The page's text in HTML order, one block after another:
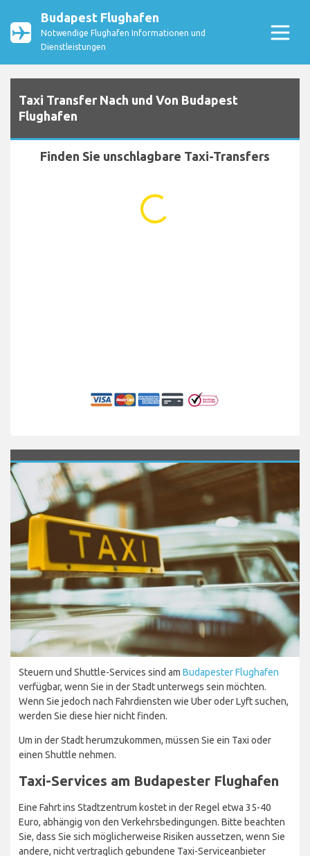
Budapest Flughafen
Notwendige Flughafen Informationen und
Dienstleistungen
Taxi Transfer Nach und Von Budapest
Flughafen
Finden Sie unschlagbare Taxi-Transfers
...
Steuern und Shuttle-Services sind am Budapester Flughafen
verfügbar, wenn Sie in der Stadt unterwegs sein möchten.
Wenn Sie jedoch nach Fahrdiensten wie Uber oder Lyft suchen,
werden Sie diese hier nicht finden.
Um in der Stadt herumzukommen, müssen Sie ein Taxi oder
einen Shuttle nehmen.
Taxi-Services am Budapester Flughafen
Eine Fahrt ins Stadtzentrum kostet in der Regel etwa 35-40
Euro, abhängig von den Verkehrsbedingungen. Bitte beachten
Sie, dass Sie sich möglicherweise Risiken aussetzen, wenn Sie
andere, nicht vertraglich gebundene Taxi-Serviceanbieter